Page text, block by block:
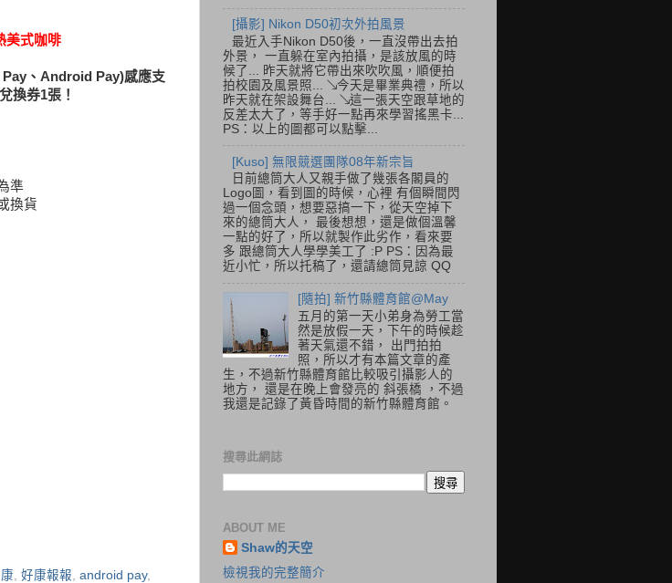
美式咖啡
、Android Pay)感應支
換券1張！
準
換貨
好康報報 android pay,
[攝影] Nikon D50初次外拍風景
最近入手Nikon D50後，一直沒帶出去拍
外景， 一直躲在室內拍攝，是該放風的時
候了... 昨天就將它帶出來吹吹風，順便拍
拍校園及風景照... ↘今天是畢業典禮，所以
昨天就在架設舞台... ↘這一張天空跟草地的
反差太大了，等手好一點再來學習搖黑卡...
PS：以上的圖都可以點擊...
[Kuso] 無限競選團隊08年新宗旨
日前總筒大人又親手做了幾張各閣員的
Logo圖，看到圖的時候，心裡 有個瞬間閃
過一個念頭，想要惡搞一下，從天空掉下
來的總筒大人， 最後想想，還是做個溫馨
一點的好了，所以就製作此劣作，看來要
多 跟總筒大人學學美工了 :P PS：因為最
近小忙，所以托稿了，還請總筒見諒 QQ
[隨拍] 新竹縣體育館@May
五月的第一天小弟身為勞工當
然是放假一天，下午的時候趁
著天氣還不錯， 出門拍拍
照，所以才有本篇文章的產
生，不過新竹縣體育館比較吸引攝影人的
地方， 還是在晚上會發亮的 斜張橋 ，不過
我還是記錄了黃昏時間的新竹縣體育館。
搜尋此網誌
ABOUT ME
Shaw的天空
檢視我的完整簡介